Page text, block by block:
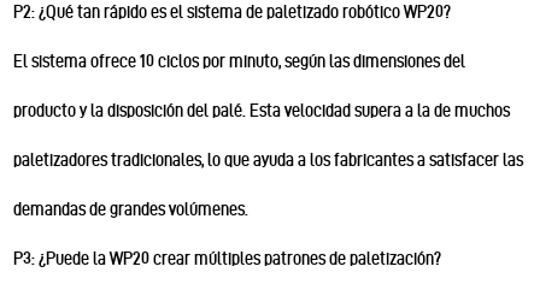
P2: ¿Qué tan rápido es el sistema de paletizado robótico WP20?
El sistema ofrece 10 ciclos por minuto, según las dimensiones del
producto y la disposición del palé. Esta velocidad supera a la de muchos
paletizadores tradicionales, lo que ayuda a los fabricantes a satisfacer las
demandas de grandes volúmenes.
P3: ¿Puede la WP20 crear múltiples patrones de paletización?